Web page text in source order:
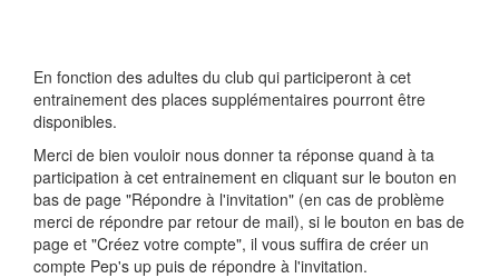
En fonction des adultes du club qui participeront à cet
entrainement des places supplémentaires pourront être
disponibles.
Merci de bien vouloir nous donner ta réponse quand à ta
participation à cet entrainement en cliquant sur le bouton en
bas de page "Répondre à l'invitation" (en cas de problème
merci de répondre par retour de mail), si le bouton en bas de
page et "Créez votre compte", il vous suffira de créer un
compte Pep's up puis de répondre à l'invitation.